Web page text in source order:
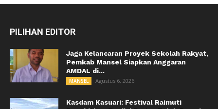
PILIHAN EDITOR
Jaga Kelancaran Proyek Sekolah Rakyat,
Pemkab Mansel Siapkan Anggaran
AMDAL di...
MANSEL Agustus 6, 2026
Kasdam Kasuari: Festival Raimuti